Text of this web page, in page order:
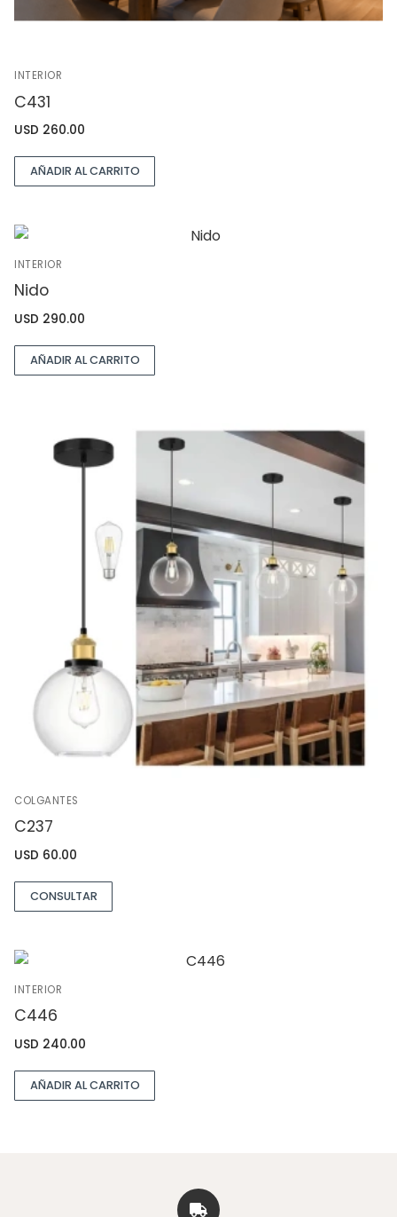
INTERIOR
C431
USD 260.00
AÑADIR AL CARRITO
INTERIOR
Nido
USD 290.00
AÑADIR AL CARRITO
COLGANTES
C237
USD 60.00
CONSULTAR
INTERIOR
C446
USD 240.00
AÑADIR AL CARRITO